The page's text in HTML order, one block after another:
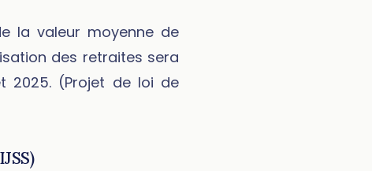
la valeur moyenne de
des retraites sera
2025. (Projet de loi de